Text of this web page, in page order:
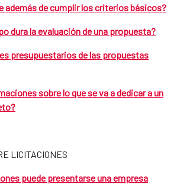
además de cumplir los criterios básicos?
dura la evaluación de una propuesta?
presupuestarios de las propuestas
sobre lo que se va a dedicar a un
LICITACIONES
puede presentarse una empresa